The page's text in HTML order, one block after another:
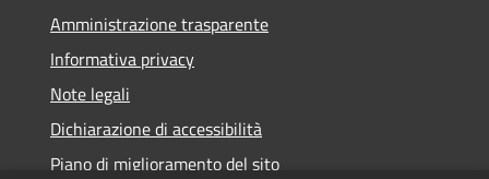
Amministrazione trasparente
Informativa privacy
Note legali
Dichiarazione di accessibilità
Piano di miglioramento del sito